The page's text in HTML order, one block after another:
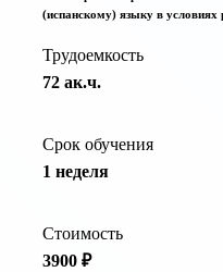
(испанскому) языку в
Трудоемкость
72 ак.ч.
Срок обучения
1 неделя
Стоимость
3900 ₽